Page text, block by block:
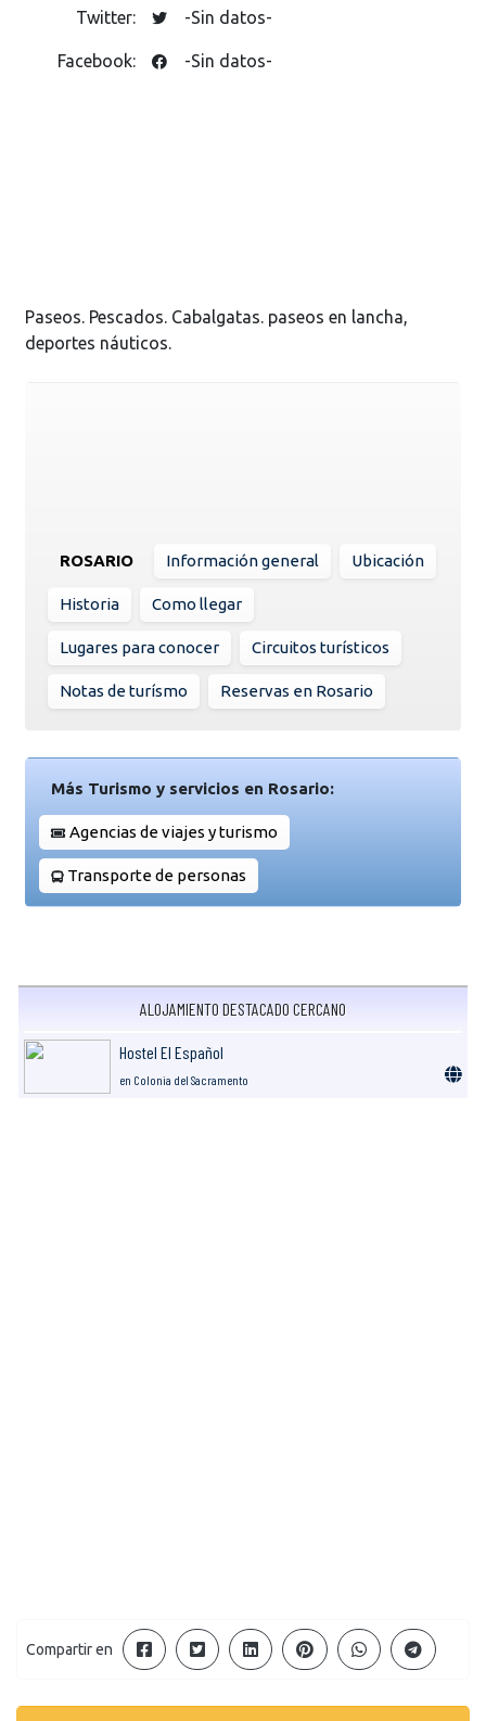
Twitter: -Sin datos-
Facebook: -Sin datos-
Paseos. Pescados. Cabalgatas. paseos en lancha,
deportes náuticos.
ROSARIO Información general Ubicación
Historia Como llegar
Lugares para conocer Circuitos turísticos
Notas de turísmo Reservas en Rosario
Más Turismo y servicios en Rosario:
Agencias de viajes y turismo
Transporte de personas
ALOJAMIENTO DESTACADO CERCANO
Hostel El Español
en Colonia del Sacramento
Compartir en